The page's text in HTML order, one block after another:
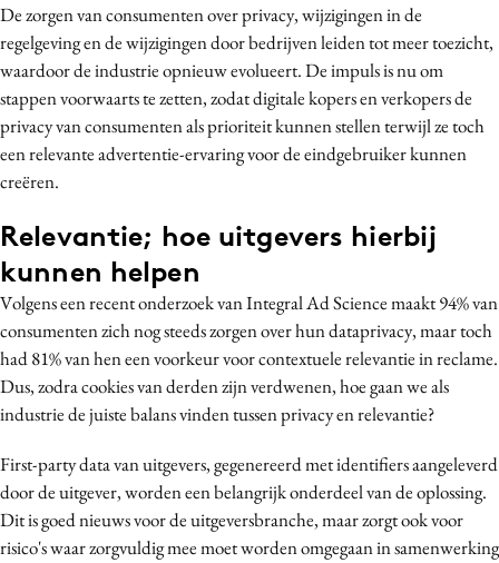
Diversiteit
Effectiviteit
Influencer marketing
Interne communicatie
Martech
Merkstrategie
PR
Programmatic
Purpose Marketing
Reputatie & crisis
De zorgen van consumenten over privacy, wijzigingen in de
regelgeving en de wijzigingen door bedrijven leiden tot meer toezicht,
waardoor de industrie opnieuw evolueert. De impuls is nu om
stappen voorwaarts te zetten, zodat digitale kopers en verkopers de
privacy van consumenten als prioriteit kunnen stellen terwijl ze toch
een relevante advertentie-ervaring voor de eindgebruiker kunnen
creëren.
Relevantie; hoe uitgevers hierbij
kunnen helpen
Volgens een recent onderzoek van Integral Ad Science maakt 94% van
consumenten zich nog steeds zorgen over hun dataprivacy, maar toch
had 81% van hen een voorkeur voor contextuele relevantie in reclame.
Dus, zodra cookies van derden zijn verdwenen, hoe gaan we als
industrie de juiste balans vinden tussen privacy en relevantie?
First-party data van uitgevers, gegenereerd met identifiers aangeleverd
door de uitgever, worden een belangrijk onderdeel van de oplossing.
Dit is goed nieuws voor de uitgeversbranche, maar zorgt ook voor
risico's waar zorgvuldig mee moet worden omgegaan in samenwerking